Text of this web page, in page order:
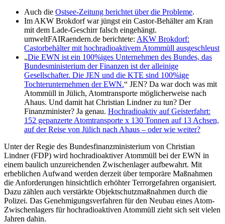
Auch die Ostsee-Zeitung berichtet über die Probleme.
Im AKW Brokdorf war jüngst ein Castor-Behälter am Kran
mit dem Lade-Geschirr falsch eingehängt.
umweltFAIRaendern.de berichtete: AKW Brokdorf:
Castorbehälter mit hochradioaktivem Atommüll ausgeschleust
„Die EWN ist ein 100%iges Unternehmen des Bundes, das
Bundesministerium der Finanzen ist der alleinige
Gesellschafter. Die JEN und die KTE sind 100%ige
Tochterunternehmen der EWN.“ JEN? Da war doch was mit
Atommüll in Jülich, Atomtransporte möglicherweise nach
Ahaus. Und damit hat Christian Lindner zu tun? Der
Finanzminister? Ja genau. Hochradioaktiv auf Geisterfahrt:
152 gepanzerte Atomtransporte x 130 Tonnen auf 13 Achsen,
auf der Reise von Jülich nach Ahaus – oder wie weiter?
Unter der Regie des Bundesfinanzministerium von Christian
Lindner (FDP) wird hochradioaktiver Atommüll bei der EWN in
einem baulich unzureichenden Zwischenlager aufbewahrt. Mit
erheblichen Aufwand werden derzeit über temporäre Maßnahmen
die Anforderungen hinsichtlich erhöhter Terrorgefahren organisiert.
Dazu zählen auch verstärkte Objektschutzmaßnahmen durch die
Polizei. Das Genehmigungsverfahren für den Neubau eines Atom-
Zwischenlagers für hochradioaktiven Atommüll zieht sich seit vielen
Jahren dahin.